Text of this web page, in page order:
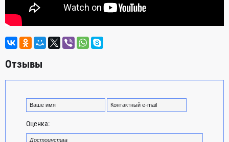
Отзывы
Оценка: